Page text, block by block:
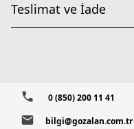
Teslimat ve İade
0 (850) 200 11 41
bilgi@gozalan.com.tr